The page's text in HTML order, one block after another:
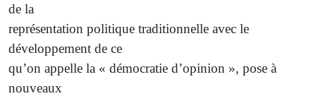
de la
représentation politique traditionnelle avec le
développement de ce
qu’on appelle la « démocratie d’opinion », pose à
nouveaux